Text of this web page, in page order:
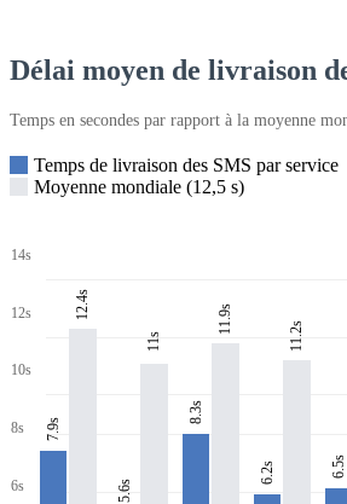
Délai moyen de livraison
Temps en secondes par rapport à la moyenne
Temps de livraison des SMS par service
Moyenne mondiale (12,5 s)
14s
12s
10s
8s
6s
7.9s
12.4s
5.6s
11s
8.3s
11.9s
6.2s
11.2s
6.5s